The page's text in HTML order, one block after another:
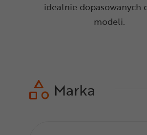
idealnie dopasowanych
modeli.
Marka